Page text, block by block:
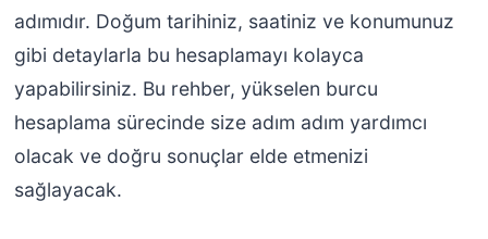
adımıdır. Doğum tarihiniz, saatiniz ve konumunuz
gibi detaylarla bu hesaplamayı kolayca
yapabilirsiniz. Bu rehber, yükselen burcu
hesaplama sürecinde size adım adım yardımcı
olacak ve doğru sonuçlar elde etmenizi
sağlayacak.